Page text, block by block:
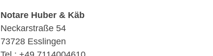
Notare Huber & Käb
Neckarstraße 54
73728 Esslingen